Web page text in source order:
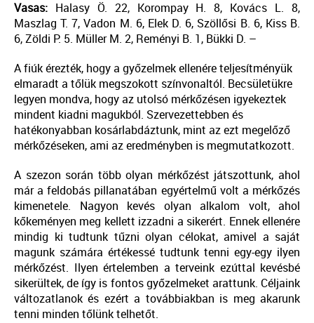
Vasas: Halasy Ö. 22, Korompay H. 8, Kovács L. 8,
Maszlag T. 7, Vadon M. 6, Elek D. 6, Szöllősi B. 6, Kiss B.
6, Zöldi P. 5. Müller M. 2, Reményi B. 1, Bükki D. –
A fiúk érezték, hogy a győzelmek ellenére teljesítményük
elmaradt a tőlük megszokott színvonaltól. Becsületükre
legyen mondva, hogy az utolsó mérkőzésen igyekeztek
mindent kiadni magukból. Szervezettebben és
hatékonyabban kosárlabdáztunk, mint az ezt megelőző
mérkőzéseken, ami az eredményben is megmutatkozott.
A szezon során több olyan mérkőzést játszottunk, ahol
már a feldobás pillanatában egyértelmű volt a mérkőzés
kimenetele. Nagyon kevés olyan alkalom volt, ahol
kőkeményen meg kellett izzadni a sikerért. Ennek ellenére
mindig ki tudtunk tűzni olyan célokat, amivel a saját
magunk számára értékessé tudtunk tenni egy-egy ilyen
mérkőzést. Ilyen értelemben a terveink ezúttal kevésbé
sikerültek, de így is fontos győzelmeket arattunk. Céljaink
változatlanok és ezért a továbbiakban is meg akarunk
tenni minden tőlünk telhetőt.